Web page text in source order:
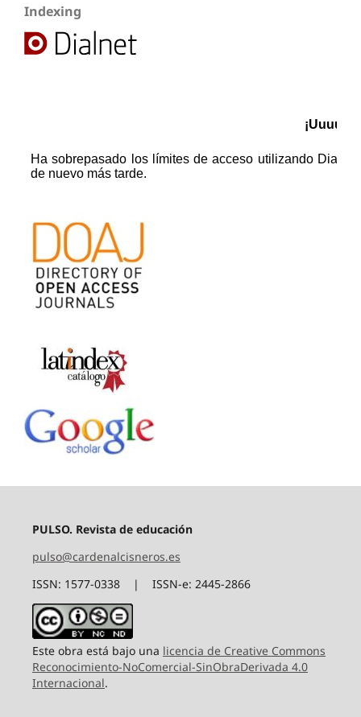
Indexing
PULSO. Revista de educación
pulso@cardenalcisneros.es
ISSN: 1577-0338 | ISSN-e: 2445-2866
Este obra está bajo una licencia de Creative Commons
Reconocimiento-NoComercial-SinObraDerivada 4.0
Internacional.